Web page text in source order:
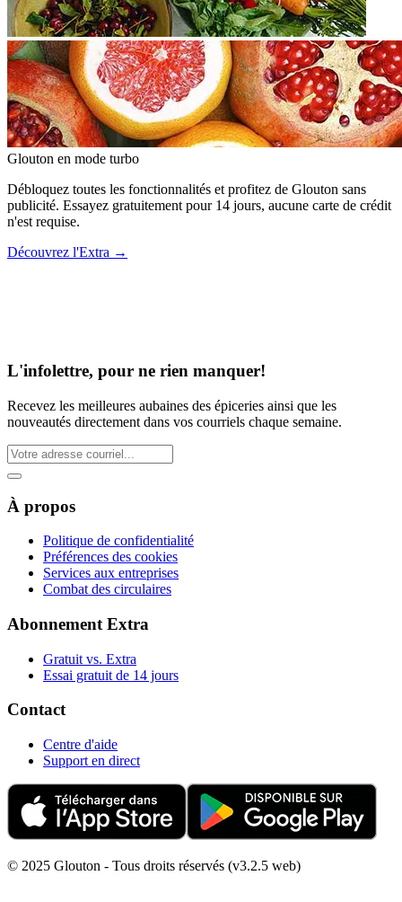
Glouton en mode turbo
Débloquez toutes les fonctionnalités et profitez de Glouton sans
publicité. Essayez gratuitement pour 14 jours, aucune carte de crédit
n'est requise.
Découvrez l'Extra →
L'infolettre, pour ne rien manquer!
Recevez les meilleures aubaines des épiceries ainsi que les
nouveautés directement dans vos courriels chaque semaine.
À propos
Politique de confidentialité
Préférences des cookies
Services aux entreprises
Combat des circulaires
Abonnement Extra
Gratuit vs. Extra
Essai gratuit de 14 jours
Contact
Centre d'aide
Support en direct
© 2025 Glouton - Tous droits réservés (v3.2.5 web)